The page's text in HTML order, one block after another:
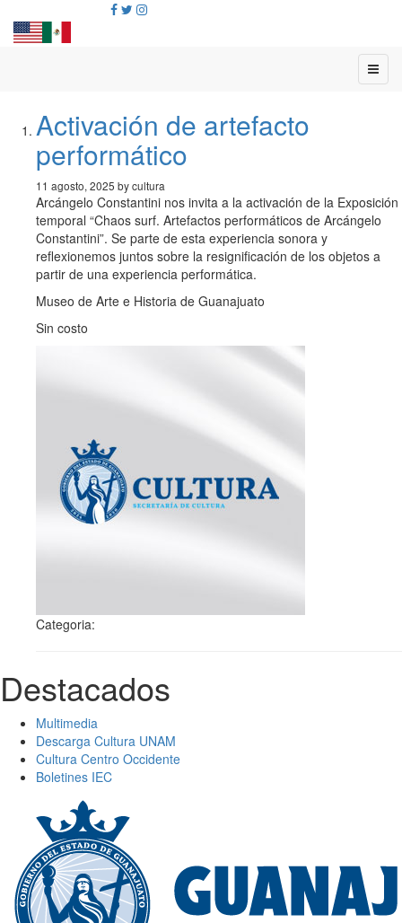
Activación de artefacto
performático
11 agosto, 2025 by cultura
Arcángelo Constantini nos invita a la activación de la Exposición
temporal “Chaos surf. Artefactos performáticos de Arcángelo
Constantini”. Se parte de esta experiencia sonora y
reflexionemos juntos sobre la resignificación de los objetos a
partir de una experiencia performática.
Museo de Arte e Historia de Guanajuato
Sin costo
Categoria:
Destacados
Multimedia
Descarga Cultura UNAM
Cultura Centro Occidente
Boletines IEC